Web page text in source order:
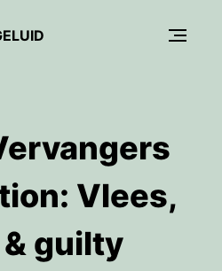
Vlees,
guilty